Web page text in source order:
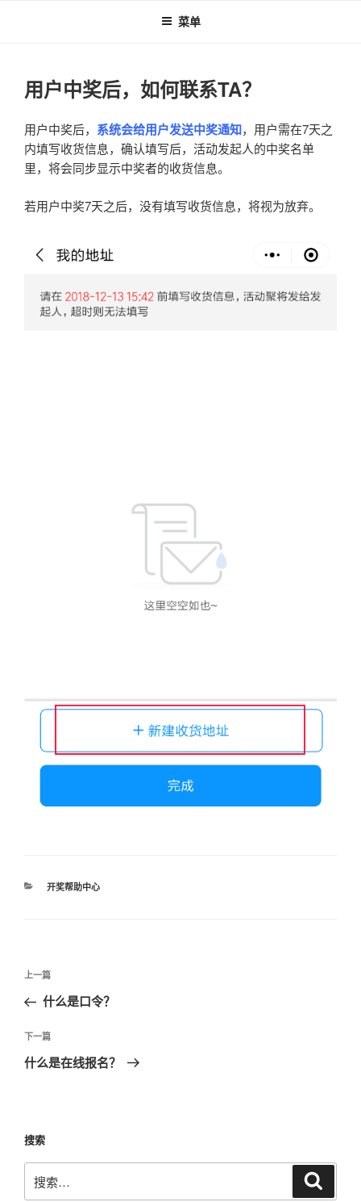
菜单
用户中奖后，如何联系TA？
用户中奖后， 系统会给用户发送中奖通知，用户需在7天之
内填写收货信息，确认填写后，活动发起人的中奖名单
里，将会同步显示中奖者的收货信息。
若用户中奖7天之后，没有填写收货信息，将视为放弃。
分
开奖帮助中心
文
导
航
上
一
文
章
上一篇
什么是口令？
下
一
下一篇
什么是在线报名？
搜索
搜
索：